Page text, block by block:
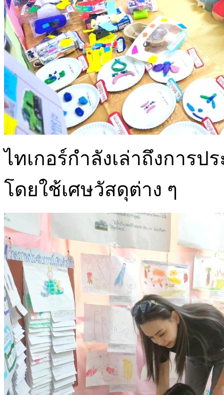
ไทเกอร์กำลังเล่าถึงการ
โดยใช้เศษวัสดุต่าง ๆ